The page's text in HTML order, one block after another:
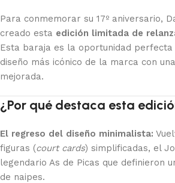
Para conmemorar su 17º aniversario,
creado esta edición limitada de
Esta baraja es la oportunidad
diseño más icónico de la marca con
mejorada.
¿Por qué destaca esta
El regreso del diseño minimalista:
figuras (court cards) simplificadas, el
legendario As de Picas que definieron
de naipes.